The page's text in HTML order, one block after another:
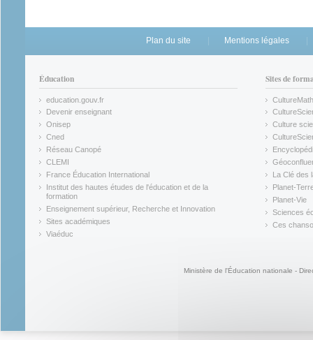
Plan du site Mentions légales
Éducation
education.gouv.fr
(link is external)
Devenir enseignant
(link is external)
Onisep
(link is external)
Cned
(link is external)
Réseau Canopé
(link is external)
CLEMI
(link is external)
France Éducation International
(link is external)
Institut des hautes études de l'éducation et de la
formation
(link is external)
Enseignement supérieur, Recherche et Innovation
(link is external)
Sites académiques
(link is external)
Viaéduc
Sites de
CultureMath
(link is
(link is
Culture
(link is
(link is
(link is
La Clé des
(link is
Planet-
(link is
Planet-Vie
(link is
Sciences
(link is
Ces
Ministère de l'Éducation nationale -